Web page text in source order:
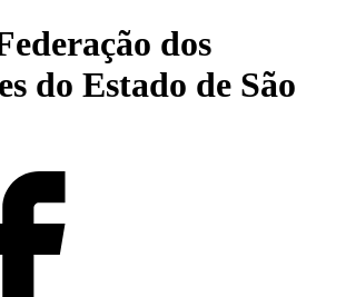
dos
do Estado de São